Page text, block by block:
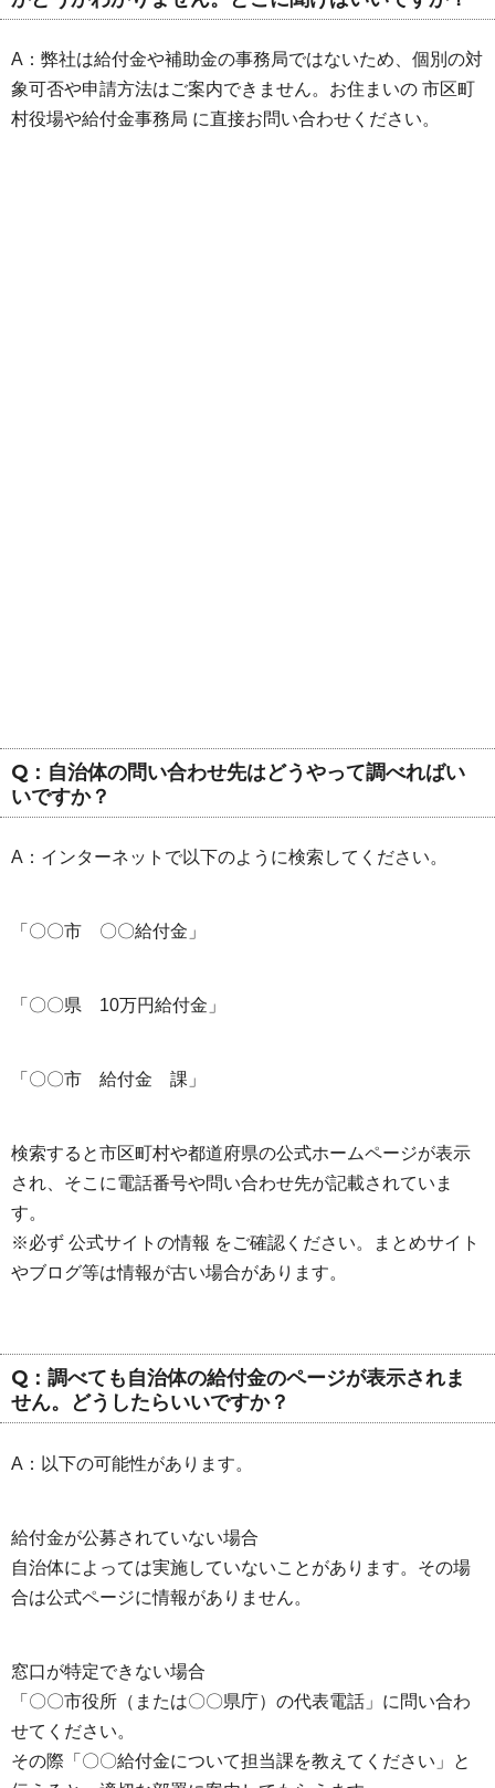
A：弊社は給付金や補助金の事務局ではないため、個別の対
象可否や申請方法はご案内できません。お住まいの 市区町
村役場や給付金事務局 に直接お問い合わせください。
Q：自治体の問い合わせ先はどうやって調べればい
いですか？
A：インターネットで以下のように検索してください。
「〇〇市 〇〇給付金」
「〇〇県 10万円給付金」
「〇〇市 給付金 課」
検索すると市区町村や都道府県の公式ホームページが表示
され、そこに電話番号や問い合わせ先が記載されていま
す。
※必ず 公式サイトの情報 をご確認ください。まとめサイト
やブログ等は情報が古い場合があります。
Q：調べても自治体の給付金のページが表示されま
せん。どうしたらいいですか？
A：以下の可能性があります。
給付金が公募されていない場合
自治体によっては実施していないことがあります。その場
合は公式ページに情報がありません。
窓口が特定できない場合
「〇〇市役所（または〇〇県庁）の代表電話」に問い合わ
せてください。
その際「〇〇給付金について担当課を教えてください」と